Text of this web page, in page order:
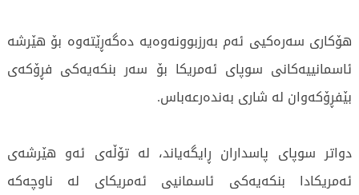
هۆکاری سەرەکیی ئەم بەرزبوونەوەیە دەگەڕێتەوە بۆ هێرشە
ئاسمانییەکانی سوپای ئەمریکا بۆ سەر بنکەیەکی فڕۆکەی
بێفڕۆکەوان لە شاری بەندەرعەباس.
دواتر سوپای پاسداران ڕایگەیاند، لە تۆڵەی ئەو هێرشەی
ئەمریکادا بنکەیەکی ئاسمانیی ئەمریکای لە ناوچەکە